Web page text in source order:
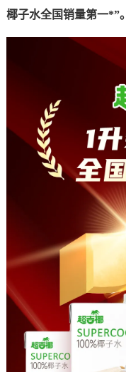
椰子水全国销量第一*”。